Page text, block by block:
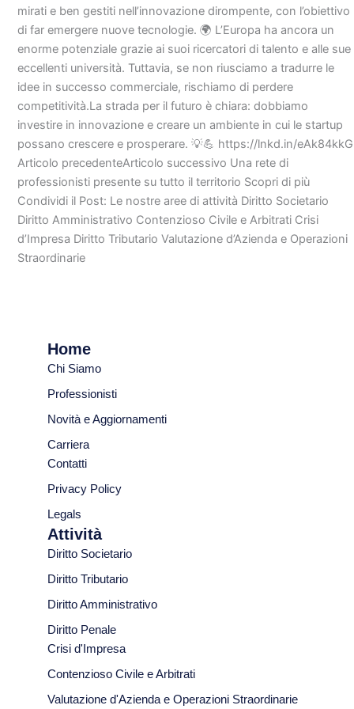
mirati e ben gestiti nell’innovazione dirompente, con l’obiettivo
di far emergere nuove tecnologie. 🌍 L’Europa ha ancora un
enorme potenziale grazie ai suoi ricercatori di talento e alle sue
eccellenti università. Tuttavia, se non riusciamo a tradurre le
idee in successo commerciale, rischiamo di perdere
competitività.La strada per il futuro è chiara: dobbiamo
investire in innovazione e creare un ambiente in cui le startup
possano crescere e prosperare. 💡💪 https://lnkd.in/eAk84kkG
Articolo precedenteArticolo successivo Una rete di
professionisti presente su tutto il territorio Scopri di più
Condividi il Post: Le nostre aree di attività Diritto Societario
Diritto Amministrativo Contenzioso Civile e Arbitrati Crisi
d’Impresa Diritto Tributario Valutazione d’Azienda e Operazioni
Straordinarie
Home
Chi Siamo
Professionisti
Novità e Aggiornamenti
Carriera
Contatti
Privacy Policy
Legals
Attività
Diritto Societario
Diritto Tributario
Diritto Amministrativo
Diritto Penale
Crisi d'Impresa
Contenzioso Civile e Arbitrati
Valutazione d'Azienda e Operazioni Straordinarie